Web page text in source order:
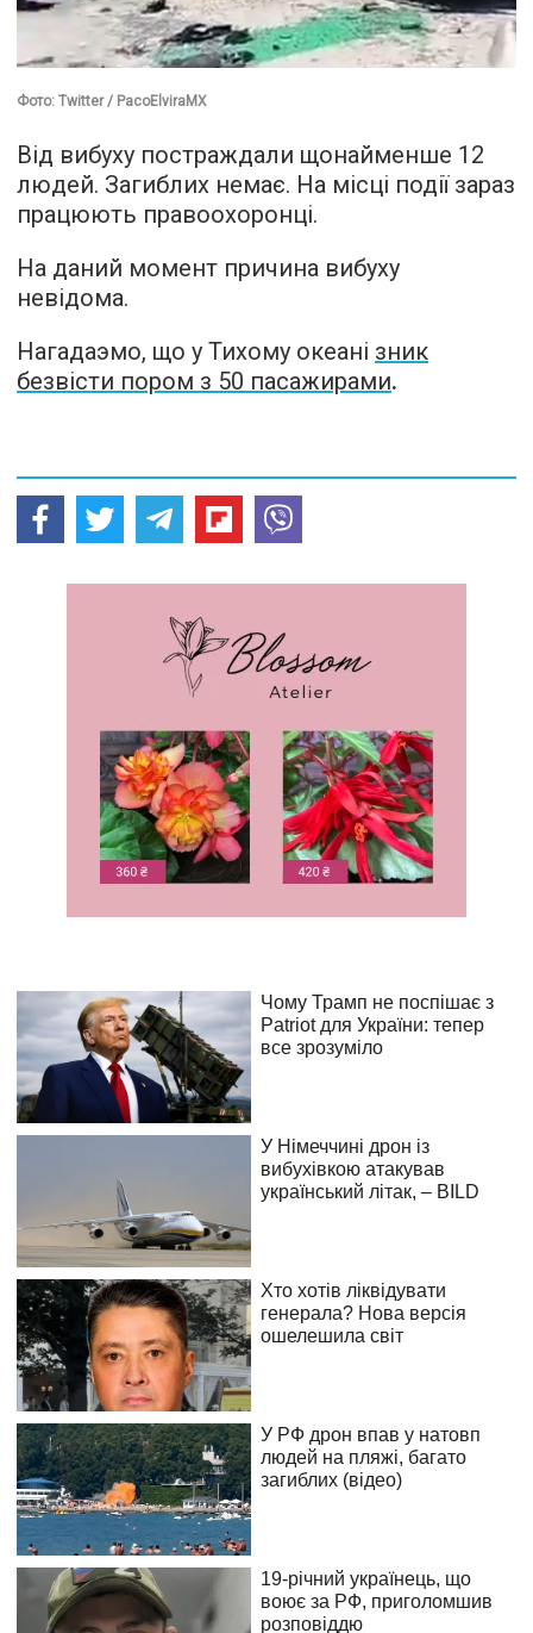
Фото: Twitter / PacoElviraMX
Від вибуху постраждали щонайменше 12
людей. Загиблих немає. На місці події зараз
працюють правоохоронці.
На даний момент причина вибуху
невідома.
Нагадаэмо, що у Тихому океані зник
безвісти пором з 50 пасажирами.